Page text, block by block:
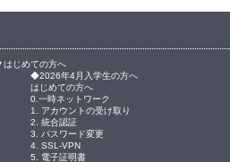
はじめての方へ
◆2026年4月入学生の方へ
はじめての方へ
0.一時ネットワーク
1. アカウントの受け取り
2. 統合認証
3. パスワード変更
4. SSL-VPN
5. 電子証明書